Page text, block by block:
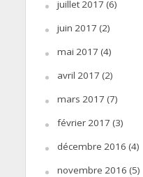
juillet 2017 (6)
juin 2017 (2)
mai 2017 (4)
avril 2017 (2)
mars 2017 (7)
février 2017 (3)
décembre 2016 (4)
novembre 2016 (5)